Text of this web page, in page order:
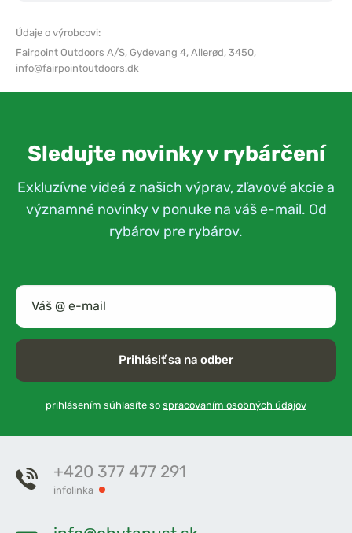
Údaje o výrobcovi:
Fairpoint Outdoors A/S, Gydevang 4, Allerød, 3450,
info@fairpointoutdoors.dk
Sledujte novinky v rybárčení
Exkluzívne videá z našich výprav, zľavové akcie a
významné novinky v ponuke na váš e-mail. Od
rybárov pre rybárov.
Prihlásiť sa na odber
prihlásením súhlasíte so spracovaním osobných údajov
+420 377 477 291
infolinka